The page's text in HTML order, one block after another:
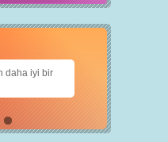
yapay zekâ
dünya bırakabilmek için